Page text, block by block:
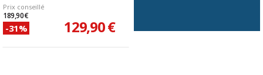
Prix conseillé
189,90 €
-31% 129,90 €